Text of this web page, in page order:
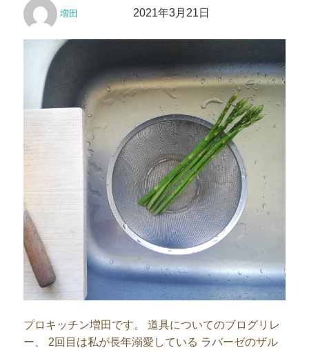
稿増田 2021年3月21日
プロキッチン増田です。 道具についてのブログリレ
ー、 2回目は私が長年溺愛している ラバーゼのザル